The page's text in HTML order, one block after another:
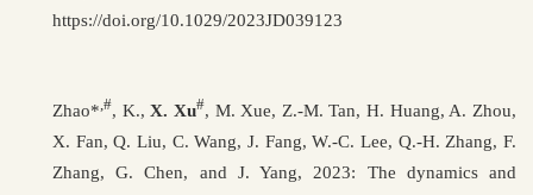
https://doi.org/10.1029/2023JD039123
Zhao*,#, K.,X. Xu#, M. Xue, Z.-M. Tan, H. Huang, A. Zhou,
X. Fan, Q. Liu, C. Wang, J. Fang, W.-C. Lee, Q.-H. Zhang, F.
Zhang, G. Chen, and J. Yang, 2023: The dynamics and